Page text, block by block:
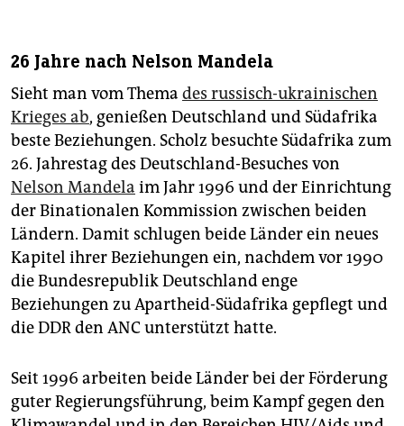
26 Jahre nach Nelson Mandela
Sieht man vom Thema des russisch-ukrainischen
Krieges ab, genießen Deutschland und Südafrika
beste Beziehungen. Scholz besuchte Südafrika zum
26. Jahrestag des Deutschland-Besuches von
Nelson Mandela im Jahr 1996 und der Einrichtung
der Binationalen Kommission zwischen beiden
Ländern. Damit schlugen beide Länder ein neues
Kapitel ihrer Beziehungen ein, nachdem vor 1990
die Bundesrepublik Deutschland enge
Beziehungen zu Apartheid-Südafrika gepflegt und
die DDR den ANC unterstützt hatte.
Seit 1996 arbeiten beide Länder bei der Förderung
guter Regierungsführung, beim Kampf gegen den